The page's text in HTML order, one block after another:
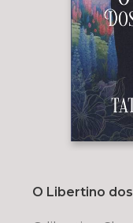
O Libertino